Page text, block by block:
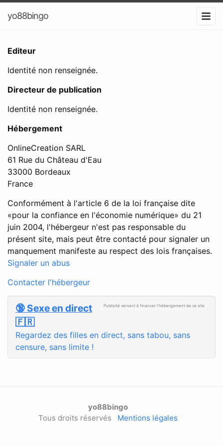
yo88bingo
Editeur
Identité non renseignée.
Directeur de publication
Identité non renseignée.
Hébergement
OnlineCreation SARL
61 Rue du Château d'Eau
33000 Bordeaux
France
Conformément à l'article 6 de la loi française dite
«pour la confiance en l'économie numérique» du 21
juin 2004, l'hébergeur n'est pas responsable du
présent site, mais peut être contacté pour signaler un
manquement manifeste au respect des lois françaises.
Signaler un abus
Contacter l'hébergeur
Publicité servant à financer l'hébergement de ce site
🔞 Sexe en direct
🇫🇷
Regardez des filles en direct, sans tabou, sans
censure, sans limite !
yo88bingo
Tous droits réservés Mentions légales